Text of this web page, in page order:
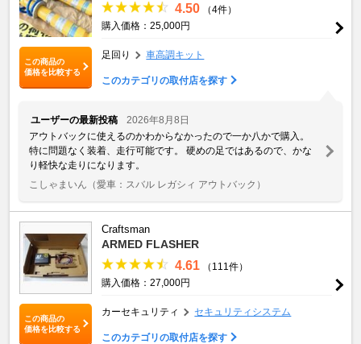
この商品の
価格を比較する
4.50
（4件）
購入価格：25,000円
足回り 車高調キット
このカテゴリの取付店を探す
ユーザーの最新投稿
2026年8月8日
アウトバックに使えるのかわからなかったので一か八かで購入。
特に問題なく装着、走行可能です。 硬めの足ではあるので、かな
り軽快な走りになります。
こしゃまいん （愛車：スバル レガシィ アウトバック）
この商品の
価格を比較する
Craftsman
ARMED FLASHER
4.61
（111件）
購入価格：27,000円
カーセキュリティ セキュリティシステム
このカテゴリの取付店を探す